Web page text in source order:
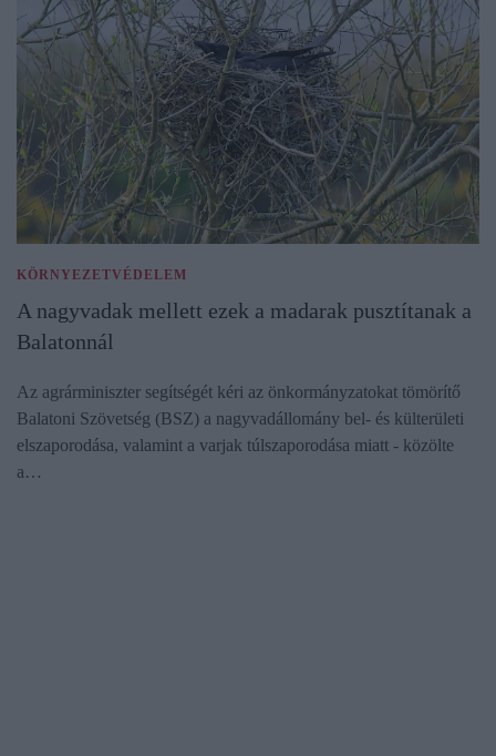
KÖRNYEZETVÉDELEM
A nagyvadak mellett ezek a madarak pusztítanak a
Balatonnál
Az agrárminiszter segítségét kéri az önkormányzatokat tömörítő
Balatoni Szövetség (BSZ) a nagyvadállomány bel- és külterületi
elszaporodása, valamint a varjak túlszaporodása miatt - közölte
a…